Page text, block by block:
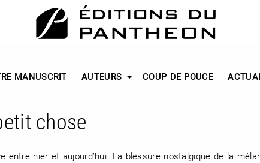
MANUSCRIT AUTEURS COUP DE POUCE
chose
entre hier et aujourd’hui. La blessure nostalgique de la